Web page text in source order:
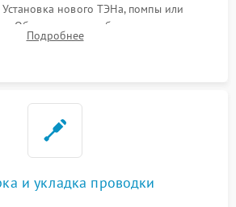
нового ТЭНа, помпы или
Обязательная глубокая очистка
вентилятора и воздуховодов от
Подробнее
и укладка проводки